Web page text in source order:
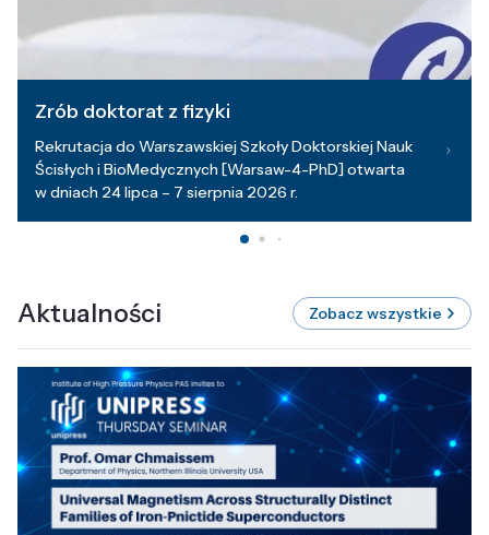
Zrób doktorat z fizyki
Rekrutacja do Warszawskiej Szkoły Doktorskiej Nauk
Ścisłych i BioMedycznych [Warsaw-4-PhD] otwarta
w dniach 24 lipca – 7 sierpnia 2026 r.
Aktualności Zobacz wszystkie